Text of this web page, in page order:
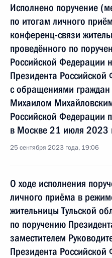
Исполнено поручение
по итогам личного
конференц-связи
проведённого по
Российской Федерации
Президента
с обращениями
Михаилом
Российской Федерации
в Москве 21 июля 2023
25 сентября 2023 года, 19:06
О ходе исполнения
личного приёма в
жительницы Тульской
по поручению
заместителем
Президента